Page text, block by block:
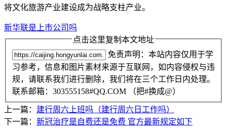
将文化旅游产业建设成为战略支柱产业。
新华联是上市公司吗
点击这里复制本文地址
免责声明：本站内容仅用于学
习参考，信息和图片素材来源于互联网，如内容侵权与违
规，请联系我们进行删除，我们将在三个工作日内处理。
联系邮箱：303555158#QQ.COM （把#换成@）
上一篇： 建行周六上班吗（建行周六日工作吗）
下一篇： 新冠治疗是自费还是免费 官方最新规定如下